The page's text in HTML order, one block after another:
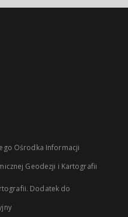
Ośrodka Informacji
Geodezji i Kartografii
Dodatek do